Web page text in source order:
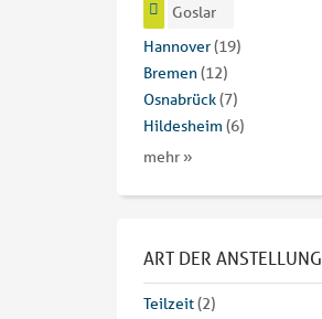
Goslar
Hannover(19)
Bremen(12)
Osnabrück(7)
Hildesheim (6)
mehr »
ART DER ANSTELLUNG
Teilzeit(2)